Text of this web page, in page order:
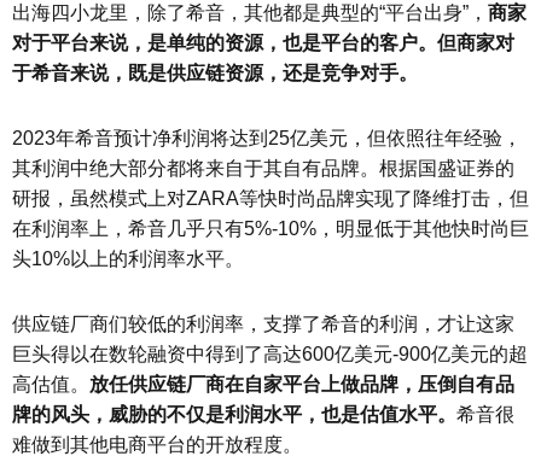
出海四小龙里，除了希音，其他都是典型的“平台出身”， 商家
对于平台来说，是单纯的资源，也是平台的客户。但商家对
于希音来说，既是供应链资源，还是竞争对手。
2023年希音预计净利润将达到25亿美元，但依照往年经验，
其利润中绝大部分都将来自于其自有品牌。根据国盛证券的
研报，虽然模式上对ZARA等快时尚品牌实现了降维打击，但
在利润率上，希音几乎只有5%-10%，明显低于其他快时尚巨
头10%以上的利润率水平。
供应链厂商们较低的利润率，支撑了希音的利润，才让这家
巨头得以在数轮融资中得到了高达600亿美元-900亿美元的超
高估值。 放任供应链厂商在自家平台上做品牌，压倒自有品
牌的风头，威胁的不仅是利润水平，也是估值水平。 希音很
难做到其他电商平台的开放程度。